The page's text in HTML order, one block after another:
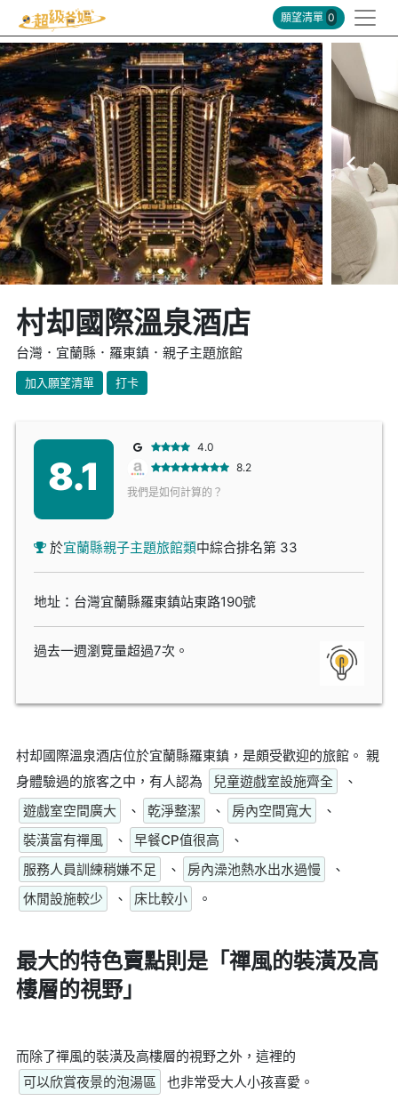
願望清單 0
村却國際溫泉酒店
台灣．宜蘭縣．羅東鎮．親子主題旅館
加入願望清單 打卡
8.1
4.0
8.2
我們是如何計算的？
於宜蘭縣親子主題旅館類中綜合排名第 33
地址：台灣宜蘭縣羅東鎮站東路190號
過去一週瀏覽量超過7次。
村却國際溫泉酒店位於宜蘭縣羅東鎮，是頗受歡迎的旅館。 親
身體驗過的旅客之中，有人認為
兒童遊戲室設施齊全
、
遊戲室空間廣大
、 乾淨整潔 、 房內空間寬大
、
裝潢富有禪風
、 早餐CP值很高
、
服務人員訓練稍嫌不足
、 房內澡池熱水出水過慢
、
休閒設施較少
、 床比較小 。
最大的特色賣點則是「禪風的裝潢及高
樓層的視野」
而除了禪風的裝潢及高樓層的視野之外，這裡的
可以欣賞夜景的泡湯區
也非常受大人小孩喜愛。